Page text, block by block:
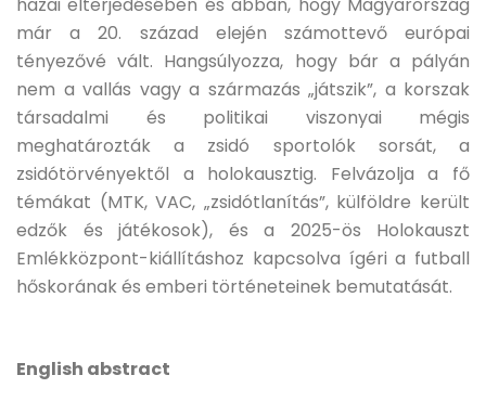
már a 20. század elején számottevő európai
tényezővé vált. Hangsúlyozza, hogy bár a pályán
nem a vallás vagy a származás „játszik”, a korszak
társadalmi és politikai viszonyai mégis
meghatározták a zsidó sportolók sorsát, a
zsidótörvényektől a holokausztig. Felvázolja a fő
témákat (MTK, VAC, „zsidótlanítás”, külföldre került
edzők és játékosok), és a 2025-ös Holokauszt
Emlékközpont-kiállításhoz kapcsolva ígéri a futball
hőskorának és emberi történeteinek bemutatását.
English abstract